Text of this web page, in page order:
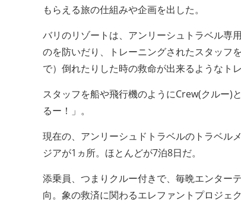
もらえる旅の仕組みや企画を出した。
バリのリゾートは、アンリーシュトラベル専
のを防いだり、トレーニングされたスタッフ
で）倒れたりした時の救命が出来るようなト
スタッフを船や飛行機のようにCrew(クルー)
るー！」。
現在の、アンリーシュドトラベルのトラベル
ジアが1ヵ所。ほとんどが7泊8日だ。
添乗員、つまりクルー付きで、毎晩エンター
向。象の救済に関わるエレファントプロジェ